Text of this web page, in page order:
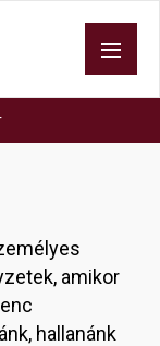
amikor
hallanánk